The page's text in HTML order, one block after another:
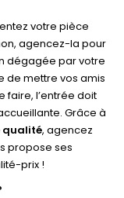
votre pièce
agencez-la pour
dégagée par votre
de mettre vos amis
faire, l’entrée doit
Grâce à
qualité, agencez
propose ses
prix !